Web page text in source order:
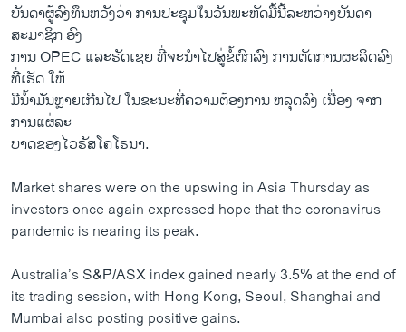
ບັນດາຜູ້ລົງທຶນຫວັງວ່າ ການປະຊຸມໃນວັນພະຫັດມື້ນີ້ລະຫວ່າງບັນດາ
ສະມາຊິກ ອົງ
ການ OPEC ແລະຣັດເຊຍ ທີ່ຈະນຳໄປສູ່ຂໍ້ຕົກລົງ ການຕັດການຜະລິດລົງ
ທີ່ເຮັດ ໃຫ້
ມີນ້ຳມັນຫຼາຍເກີນໄປ ໃນຂະນະທີ່ຄວາມຕ້ອງການ ຫລຸດລົງ ເນື່ອງ ຈາກ
ການແຜ່ລະ
ບາດຂອງໄວຣັສໂຄໂຣນາ.
Market shares were on the upswing in Asia Thursday as
investors once again expressed hope that the coronavirus
pandemic is nearing its peak.
Australia’s S&P/ASX index gained nearly 3.5% at the end of
its trading session, with Hong Kong, Seoul, Shanghai and
Mumbai also posting positive gains.